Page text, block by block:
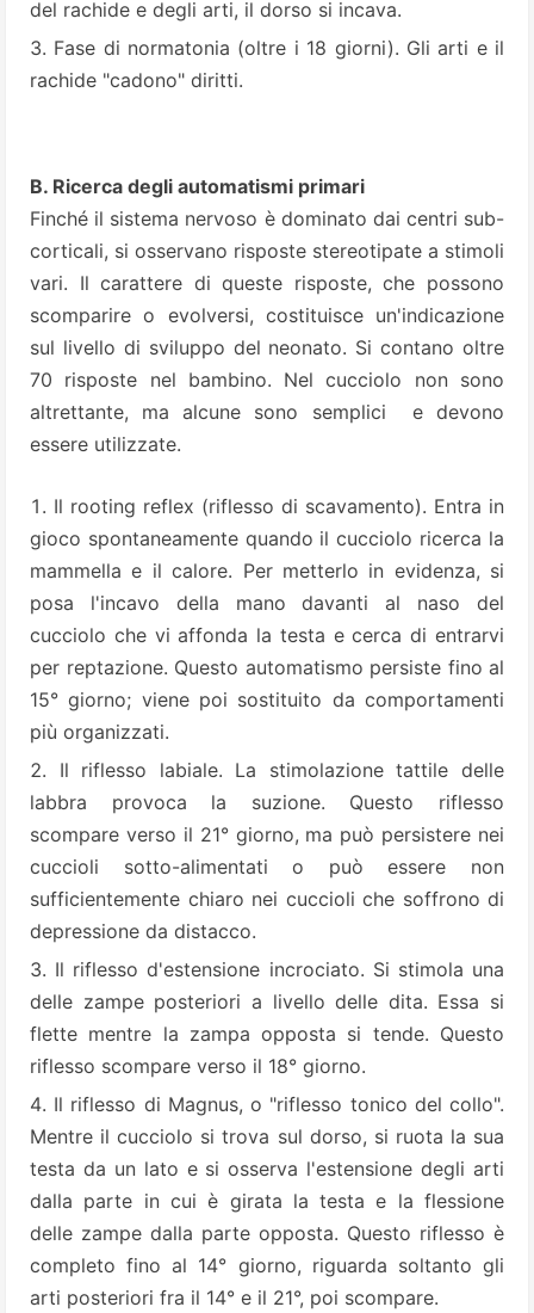
del rachide e degli arti, il dorso si incava.
Fase di normatonia (oltre i 18 giorni). Gli arti e il
rachide "cadono" diritti.
B. Ricerca degli automatismi primari
Finché il sistema nervoso è dominato dai centri sub-
corticali, si osservano risposte stereotipate a stimoli
vari. Il carattere di queste risposte, che possono
scomparire o evolversi, costituisce un'indicazione
sul livello di sviluppo del neonato. Si contano oltre
70 risposte nel bambino. Nel cucciolo non sono
altrettante, ma alcune sono semplici e devono
essere utilizzate.
Il rooting reflex (riflesso di scavamento). Entra in
gioco spontaneamente quando il cucciolo ricerca la
mammella e il calore. Per metterlo in evidenza, si
posa l'incavo della mano davanti al naso del
cucciolo che vi affonda la testa e cerca di entrarvi
per reptazione. Questo automatismo persiste fino al
15° giorno; viene poi sostituito da comportamenti
più organizzati.
Il riflesso labiale. La stimolazione tattile delle
labbra provoca la suzione. Questo riflesso
scompare verso il 21° giorno, ma può persistere nei
cuccioli sotto-alimentati o può essere non
sufficientemente chiaro nei cuccioli che soffrono di
depressione da distacco.
Il riflesso d'estensione incrociato. Si stimola una
delle zampe posteriori a livello delle dita. Essa si
flette mentre la zampa opposta si tende. Questo
riflesso scompare verso il 18° giorno.
Il riflesso di Magnus, o "riflesso tonico del collo".
Mentre il cucciolo si trova sul dorso, si ruota la sua
testa da un lato e si osserva l'estensione degli arti
dalla parte in cui è girata la testa e la flessione
delle zampe dalla parte opposta. Questo riflesso è
completo fino al 14° giorno, riguarda soltanto gli
arti posteriori fra il 14° e il 21°, poi scompare.